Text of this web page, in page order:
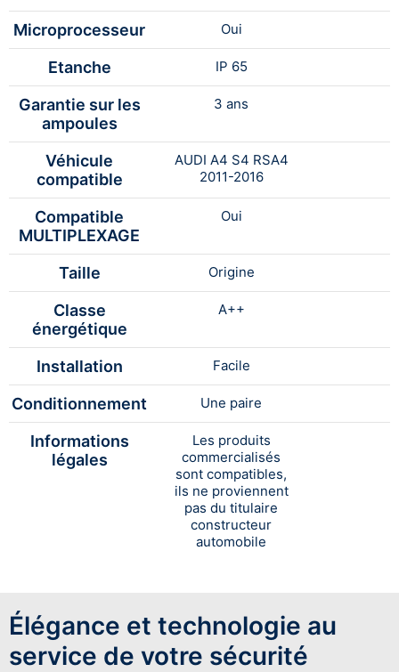
Microprocesseur Oui
Etanche IP 65
Garantie sur les
ampoules
3 ans
Véhicule
compatible
AUDI A4 S4 RSA4
2011-2016
Compatible
MULTIPLEXAGE
Oui
Taille Origine
Classe
énergétique
A++
Installation Facile
Conditionnement Une paire
Informations
légales
Les produits
commercialisés
sont compatibles,
ils ne proviennent
pas du titulaire
constructeur
automobile
Élégance et technologie au
service de votre sécurité